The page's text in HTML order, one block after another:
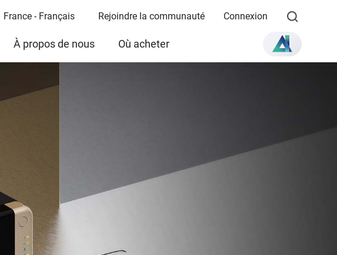
France - Français Rejoindre la communauté Connexion
À propos de nous Où acheter